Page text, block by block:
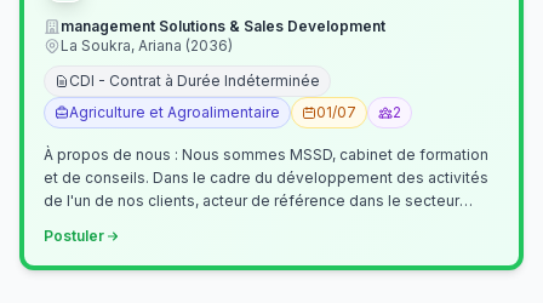
management Solutions & Sales Development
La Soukra, Ariana (2036)
CDI - Contrat à Durée Indéterminée
Agriculture et Agroalimentaire
01/07 2
À propos de nous : Nous sommes MSSD, cabinet de formation
et de conseils. Dans le cadre du développement des activités
de l'un de nos clients, acteur de référence dans le secteur
Postuler